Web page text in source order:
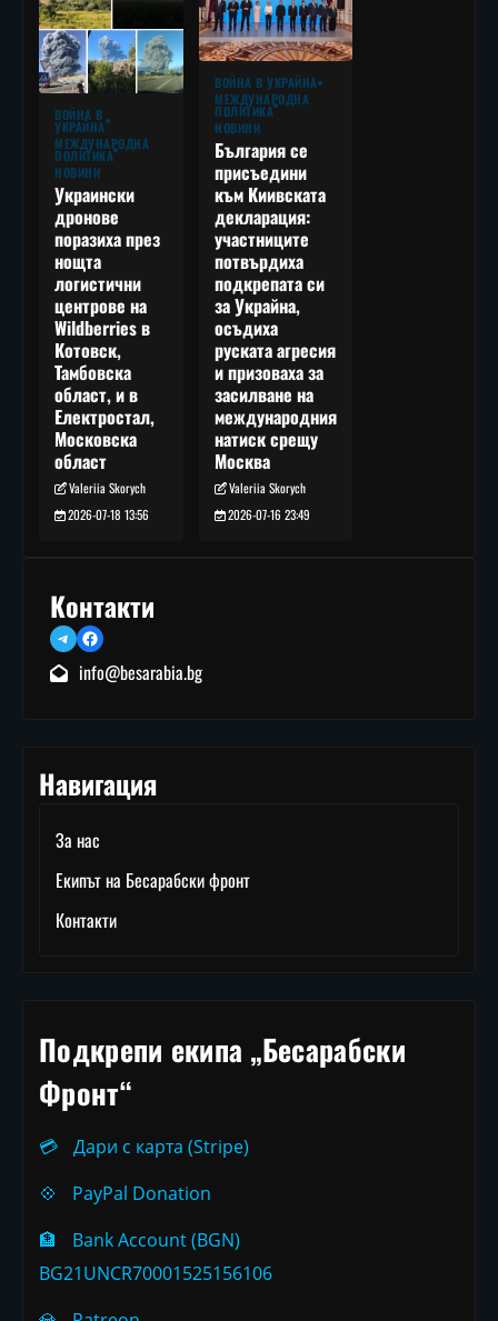
ВОЙНА В
УКРАЙНА
МЕЖДУНАРОДНА
ПОЛИТИКА
НОВИНИ
Украински
дронове
поразиха през
нощта
логистични
центрове на
Wildberries в
Котовск,
Тамбовска
област, и в
Електростал,
Московска
област
Valeriia Skorych
2026-07-18 13:56
ВОЙНА В УКРАЙНА
МЕЖДУНАРОДНА
ПОЛИТИКА
НОВИНИ
България се
присъедини
към Киивската
декларация:
участниците
потвърдиха
подкрепата си
за Украйна,
осъдиха
руската агресия
и призоваха за
засилване на
международния
натиск срещу
Москва
Valeriia Skorych
2026-07-16 23:49
Контакти
TelegramFacebook
info@besarabia.bg
Навигация
За нас
Екипът на Бесарабски фронт
Контакти
Подкрепи екипа „Бесарабски
Фронт“
💳
Дари с карта (Stripe)
💠
PayPal Donation
🏦
Bank Account (BGN)
BG21UNCR70001525156106